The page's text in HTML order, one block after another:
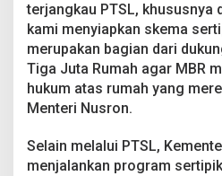
terjangkau PTSL, khususnya
kami menyiapkan skema
merupakan bagian dari
Tiga Juta Rumah agar MBR
hukum atas rumah yang
Menteri Nusron.
Selain melalui PTSL,
menjalankan program